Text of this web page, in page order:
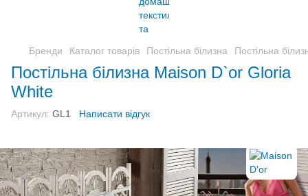
Бренди Каталог товарів Постільна білизна Постільна
Постільна білизна Maison D`or Gloria
White
Артикул: GL1 Написати відгук